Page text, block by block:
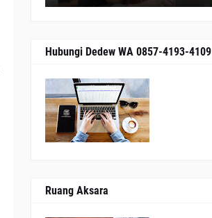
Hubungi Dedew WA 0857-4193-4109
Ruang Aksara